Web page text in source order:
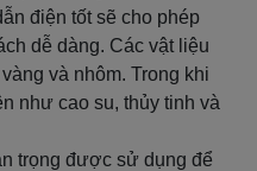
điện tốt sẽ cho phép
dễ dàng. Các vật liệu
và nhôm. Trong khi
như cao su, thủy tinh và
trọng được sử dụng để